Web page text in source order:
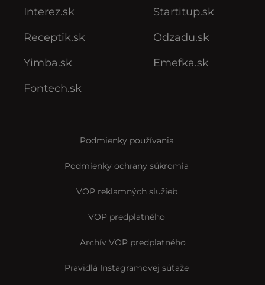
Interez.sk
Receptik.sk
Yimba.sk
Fontech.sk
Startitup.sk
Odzadu.sk
Emefka.sk
Podmienky používania
Podmienky ochrany súkromia
VOP reklamných služieb
VOP predplatného
Archív VOP predplatného
Pravidlá Instagramovej súťaže